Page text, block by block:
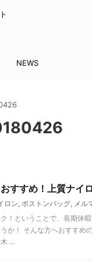
NEWS
すすめ！上質ナイ
ロン, ボストンバッグ, メル
！ということで、長期休
か！ そんな方へおすすめ
...